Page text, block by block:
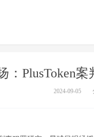
：PlusToken
2024-09-05